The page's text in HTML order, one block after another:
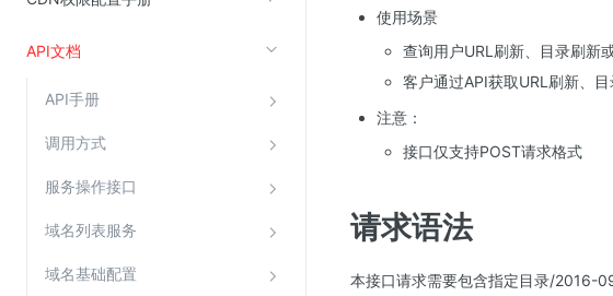
API文档
API手册
调用方式
服务操作接口
域名列表服务
域名基础配置
云堡垒机
高防IP(KAD)
DDoS原生高防
密钥管理服务
使用场景
查询用户URL刷新、目录刷新
客户通过API获取URL刷新、
注意：
接口仅支持POST请求格式
请求语法
本接口请求需要包含指定目录/2016-